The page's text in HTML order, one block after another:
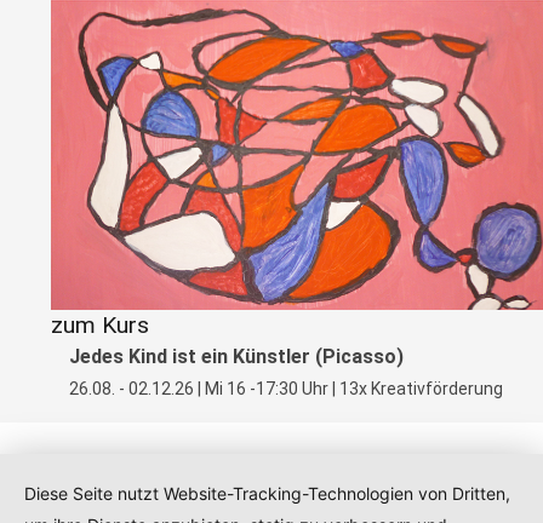
zum Kurs
Jedes Kind ist ein Künstler (Picasso)
26.08. - 02.12.26 | Mi 16 -17:30 Uhr | 13x Kreativförderung
Diese Seite nutzt Website-Tracking-Technologien von Dritten,